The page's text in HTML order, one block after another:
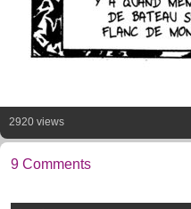
2920 views
9 Comments